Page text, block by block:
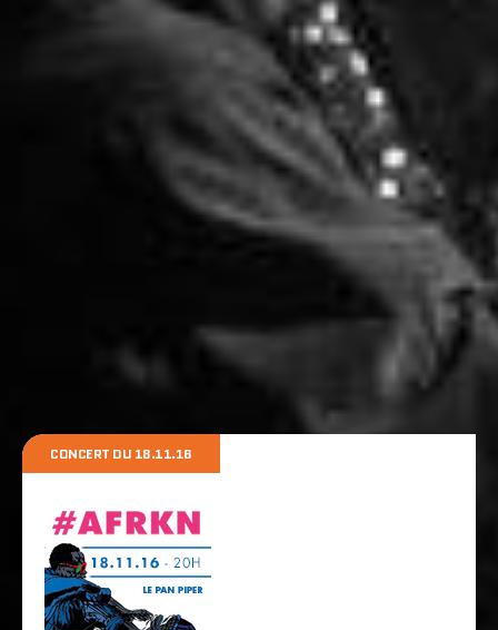
CONCERT DU 18.11.16